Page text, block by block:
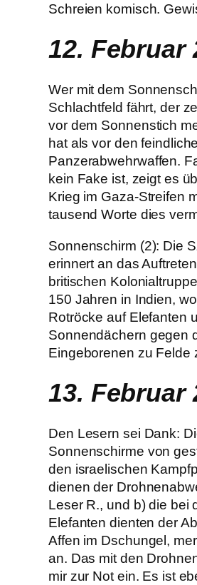
Schreien komisch.
12. Februar
Wer mit dem
Schlachtfeld fährt, der
vor dem Sonnenstich
hat als vor den
Panzerabwehrwaffen.
kein Fake ist, zeigt es
Krieg im Gaza-Streifen
tausend Worte dies
Sonnenschirm (2): Die
erinnert an das
britischen
150 Jahren in Indien,
Rotröcke auf Elefanten
Sonnendächern gegen
Eingeborenen zu Felde
13. Februar
Den Lesern sei Dank:
Sonnenschirme von
den israelischen
dienen der
Leser R., und b) die bei
Elefanten dienten der
Affen im Dschungel,
an. Das mit den
mir zur Not ein. Es ist